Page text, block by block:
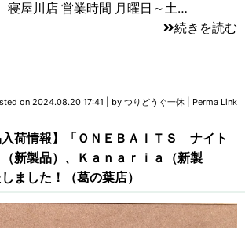
屋川店 営業時間 月曜日～土…
続きを読む
on 2024.08.20 17:41 by つりどうぐ一休 Perma Link
荷情報】「ＯＮＥＢＡＩＴＳ ナイト
新製品）、Ｋａｎａｒｉａ（新製
ました！（葛の葉店）